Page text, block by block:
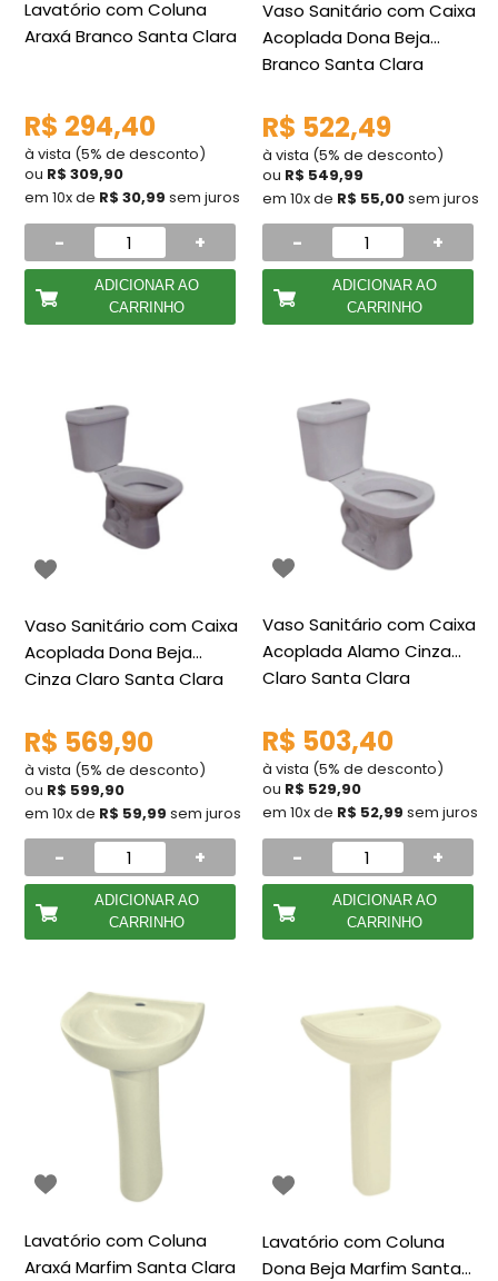
Lavatório com Coluna
Araxá Branco Santa Clara
R$ 294,40
à vista (5% de desconto)
ou R$ 309,90
em 10x de R$ 30,99 sem juros
- +
ADICIONAR AO
CARRINHO
Vaso Sanitário com Caixa
Acoplada Dona Beja
Branco Santa Clara
R$ 522,49
à vista (5% de desconto)
ou R$ 549,99
em 10x de R$ 55,00sem juros
- +
ADICIONAR AO
CARRINHO
Vaso Sanitário com Caixa
Acoplada Dona Beja
Cinza Claro Santa Clara
R$ 569,90
à vista (5% de desconto)
ou R$ 599,90
em 10x de R$ 59,99 sem juros
- +
ADICIONAR AO
CARRINHO
Vaso Sanitário com Caixa
Acoplada Alamo Cinza
Claro Santa Clara
R$ 503,40
à vista (5% de desconto)
ou R$ 529,90
em 10x de R$ 52,99 sem juros
- +
ADICIONAR AO
CARRINHO
Lavatório com Coluna
Araxá Marfim Santa Clara
Lavatório com Coluna
Dona Beja Marfim Santa